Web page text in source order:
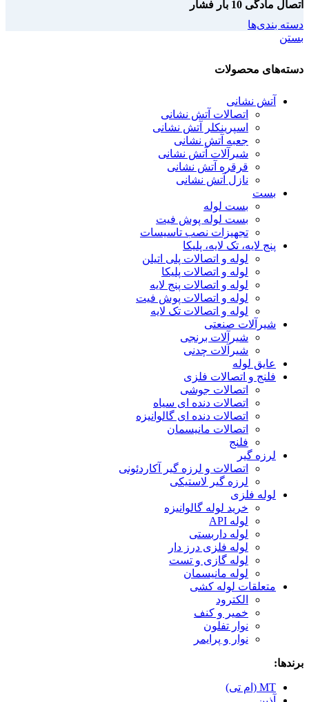
اتصال مادگی 10 بار فشار
دسته بندی‌ها
بستن
دسته‌های محصولات
آتش نشانی
اتصالات آتش نشانی
اسپرینکلر آتش نشانی
جعبه آتش نشانی
شیرآلات آتش نشانی
قرقره آتش نشانی
نازل آتش نشانی
بست
بست لوله
بست لوله پوش فیت
تجهیزات نصب تاسیسات
پنج لایه، تک لایه، پلیکا
لوله و اتصالات پلی اتیلن
لوله و اتصالات پلیکا
لوله و اتصالات پنج لایه
لوله و اتصالات پوش فیت
لوله و اتصالات تک لایه
شیرآلات صنعتی
شیرآلات برنجی
شیرآلات چدنی
عایق لوله
فلنج و اتصالات فلزی
اتصالات جوشی
اتصالات دنده ای سیاه
اتصالات دنده ای گالوانیزه
اتصالات مانیسمان
فلنج
لرزه گیر
اتصالات و لرزه گیر آکاردئونی
لرزه گیر لاستیکی
لوله فلزی
خرید لوله گالوانیزه
لوله API
لوله داربستی
لوله فلزی درز دار
لوله گازی و تست
لوله مانیسمان
متعلقات لوله کشی
الکترود
خمیر و کنف
نوار تفلون
نوار و پرایمر
برندها:
MT (ام تی)